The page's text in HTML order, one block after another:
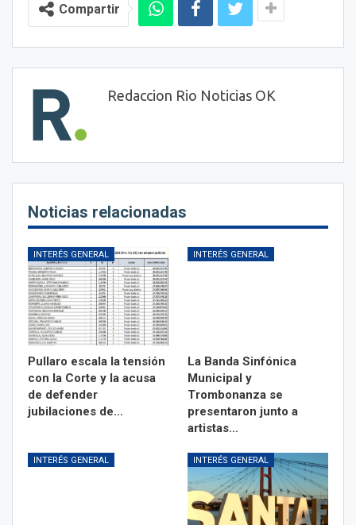
Compartir
Redaccion Rio Noticias OK
Noticias relacionadas
INTERÉS GENERAL
Pullaro escala la tensión
con la Corte y la acusa
de defender
jubilaciones de…
INTERÉS GENERAL
La Banda Sinfónica
Municipal y
Trombonanza se
presentaron junto a
artistas…
INTERÉS GENERAL INTERÉS GENERAL